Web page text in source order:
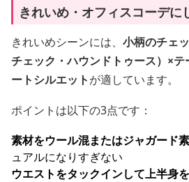
きれいめ・オフィスコーデに
きれいめシーンには、 小柄のチェ
チェック・ハウンドトゥース）×
ートシルエットが適しています。
ポイントは以下の3点です：
素材をウール混またはジャガード
ュアルになりすぎない
ウエストをタックインして上半身